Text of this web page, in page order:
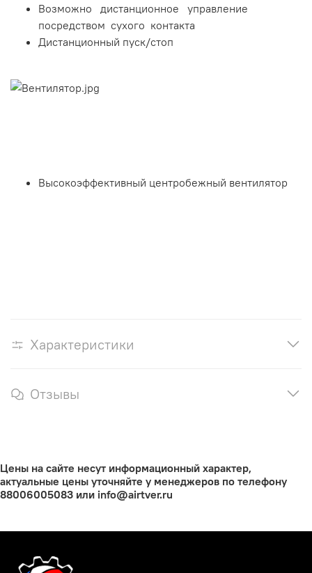
Возможно дистанционное управление
посредством сухого контакта
Дистанционный пуск/стоп
Высокоэффективный центробежный вентилятор
Характеристики
Отзывы
Цены на сайте несут информационный характер,
актуальные цены уточняйте у менеджеров по телефону
88006005083 или info@airtver.ru